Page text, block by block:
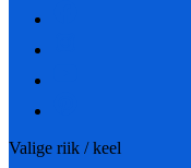
Valige riik / keel